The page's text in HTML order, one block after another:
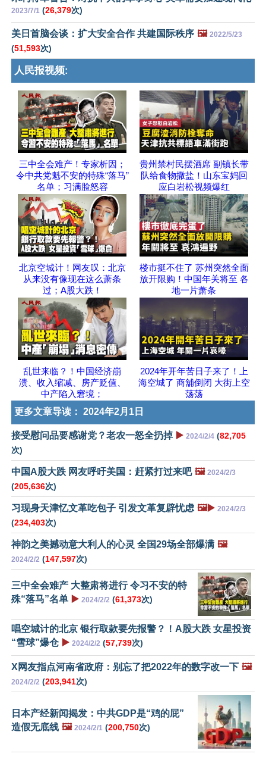
2023/7/1 (26,379次)
美日首脑会谈：扩大安全合作 共建国际秩序 🖼️ 2022/5/23
(51,593次)
人民报视频:
三中全会难产！专家析因；
令中共党魁不安的特殊“落马”
名单；习满脸怒容
贵州禁村民摆酒席 副镇长带
队给食物撒盐！山东宝妈回
应白岩松视频爆红
北京空城计！网友叹：北京
从来没有像现在这么萧条
过；A股大跌！
楼市挺不住了 苏州突然全面
放开限购！中国年关将至 各
地一片萧条
乱世来临？！中国经济崩
溃、收入缩减、房产贬值、
中产陷入窘境；
2024年开年苦日子来了！上
海空城了 商舖倒闭 大街上空
荡荡
更多文章导读： 2024年2月1日
接受慰问品要感谢党？老农一怒全扔掉 ▶️ 2024/2/4 (82,705
次)
中国A股大跌 网友呼吁美国：赶紧打过来吧 🖼️ 2024/2/3
(205,636次)
习现身天津忆文革吃包子 引发文革复辟忧虑 🖼️▶️ 2024/2/3
(234,403次)
神韵之美撼动意大利人的心灵 全国29场全部爆满 🖼️
2024/2/2 (147,597次)
三中全会难产 大整肃将进行 令习不安的特
殊“落马”名单 ▶️ 2024/2/2 (61,373次)
唱空城计的北京 银行取款要先报警？！A股大跌 女星投资
“雪球”爆仓 ▶️ 2024/2/2 (57,739次)
X网友指点河南省政府：别忘了把2022年的数字改一下 🖼️
2024/2/2 (203,941次)
日本产经新闻揭发：中共GDP是“鸡的屁”
造假无底线 🖼️ 2024/2/1 (200,750次)